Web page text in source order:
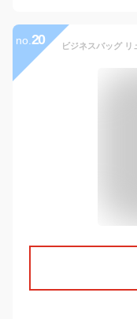
no. 20